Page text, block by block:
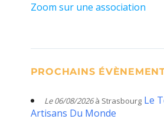
Zoom sur une association
PROCHAINS
Le 06/08/2026à Strasbourg Le
Artisans Du Monde